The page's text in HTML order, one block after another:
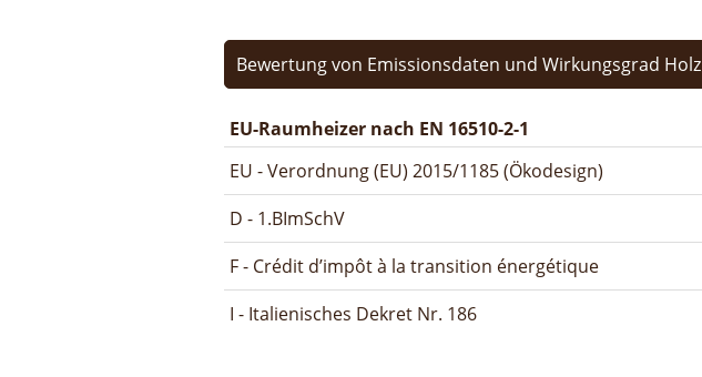
Bewertung von Emissionsdaten und Wirkungsgrad Holz
EU-Raumheizer nach EN 16510-2-1
EU - Verordnung (EU) 2015/1185 (Ökodesign)
D - 1.BImSchV
F - Crédit d’impôt à la transition énergétique
I - Italienisches Dekret Nr. 186